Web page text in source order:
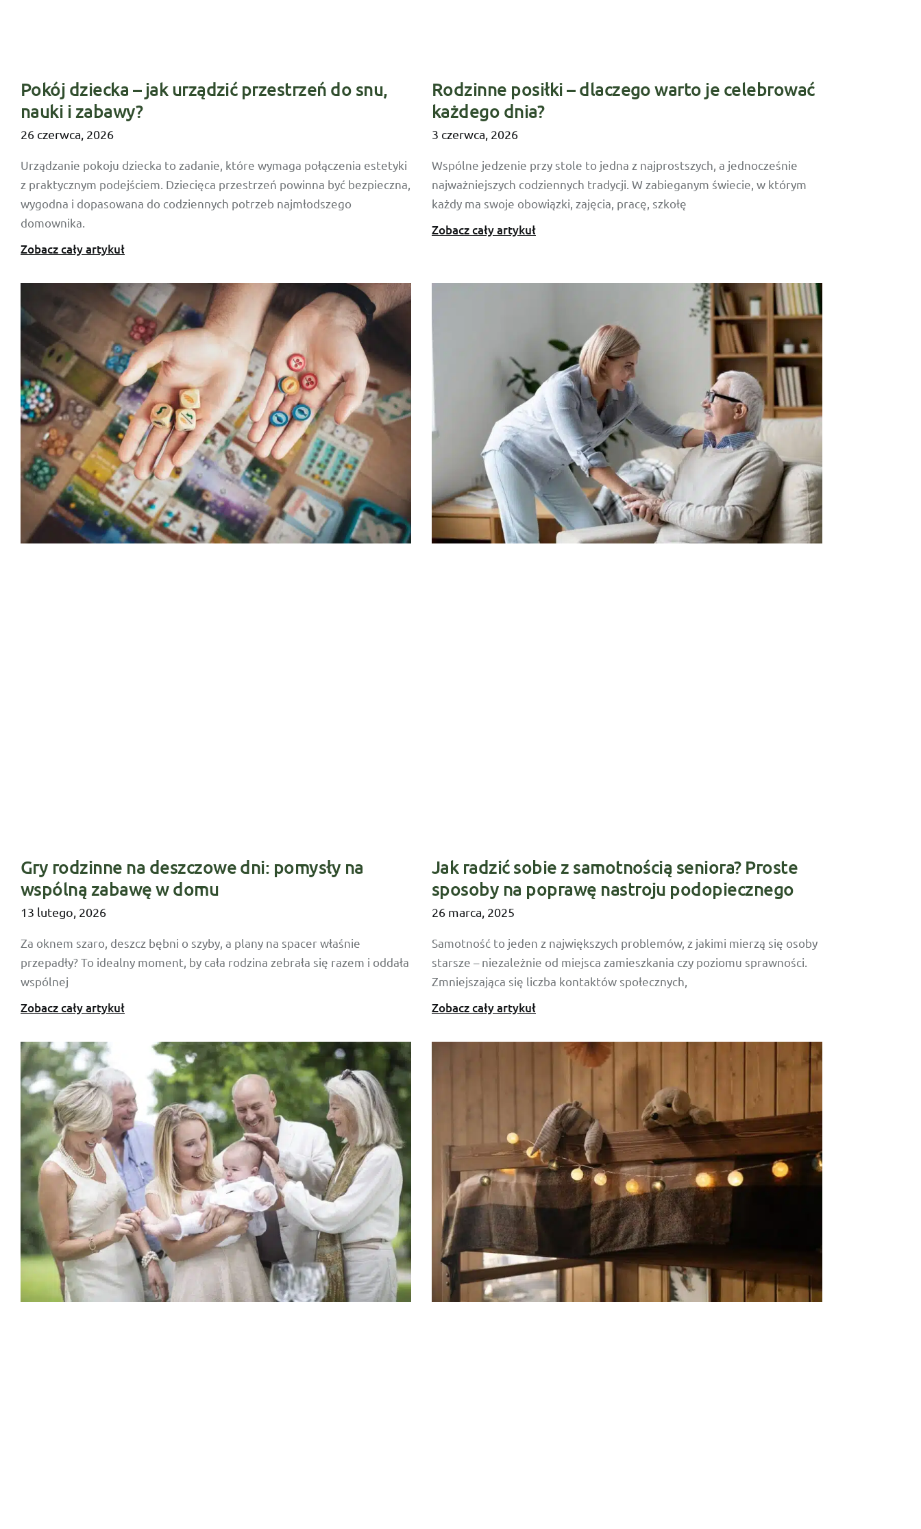
Pokój dziecka – jak urządzić przestrzeń do snu,
nauki i zabawy?
26 czerwca, 2026
Urządzanie pokoju dziecka to zadanie, które wymaga połączenia estetyki
z praktycznym podejściem. Dziecięca przestrzeń powinna być bezpieczna,
wygodna i dopasowana do codziennych potrzeb najmłodszego
domownika.
Zobacz cały artykuł
Rodzinne posiłki – dlaczego warto je celebrować
każdego dnia?
3 czerwca, 2026
Wspólne jedzenie przy stole to jedna z najprostszych, a jednocześnie
najważniejszych codziennych tradycji. W zabieganym świecie, w którym
każdy ma swoje obowiązki, zajęcia, pracę, szkołę
Zobacz cały artykuł
Gry rodzinne na deszczowe dni: pomysły na
wspólną zabawę w domu
13 lutego, 2026
Za oknem szaro, deszcz bębni o szyby, a plany na spacer właśnie
przepadły? To idealny moment, by cała rodzina zebrała się razem i oddała
wspólnej
Zobacz cały artykuł
Jak radzić sobie z samotnością seniora? Proste
sposoby na poprawę nastroju podopiecznego
26 marca, 2025
Samotność to jeden z największych problemów, z jakimi mierzą się osoby
starsze – niezależnie od miejsca zamieszkania czy poziomu sprawności.
Zmniejszająca się liczba kontaktów społecznych,
Zobacz cały artykuł